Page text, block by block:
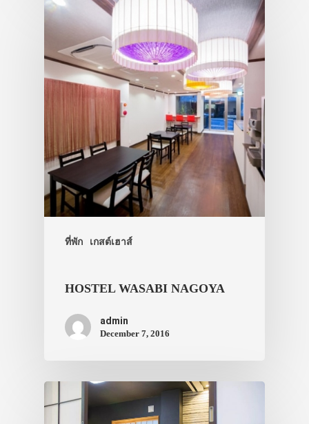
ที่พัก เกสต์เฮาส์
HOSTEL WASABI NAGOYA
admin
December 7, 2016